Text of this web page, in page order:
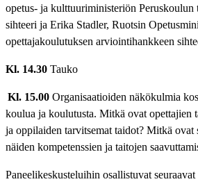
opetus- ja kulttuuriministeriön Peruskoulun
sihteeri ja Erika Stadler, Ruotsin
opettajakoulutuksen arviointihankkeen
Kl. 14.30 Tauko
Kl. 15.00 Organisaatioiden näkökulmia
koulua ja koulutusta. Mitkä ovat opettajien
ja oppilaiden tarvitsemat taidot? Mitkä ovat
näiden kompetenssien ja taitojen
Paneelikeskusteluihin osallistuvat